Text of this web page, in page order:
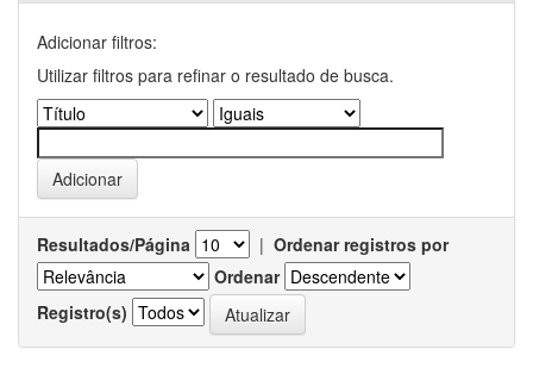
Adicionar filtros:
Utilizar filtros para refinar o resultado de busca.
Resultados/Página | Ordenar registros por
Ordenar
Registro(s)